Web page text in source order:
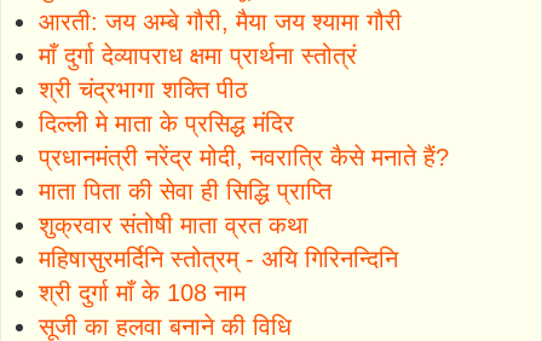
आरती: जय अम्बे गौरी, मैया जय श्यामा गौरी
माँ दुर्गा देव्यापराध क्षमा प्रार्थना स्तोत्रं
श्री चंद्रभागा शक्ति पीठ
दिल्ली मे माता के प्रसिद्ध मंदिर
प्रधानमंत्री नरेंद्र मोदी, नवरात्रि कैसे मनाते हैं?
माता पिता की सेवा ही सिद्धि प्राप्ति
शुक्रवार संतोषी माता व्रत कथा
महिषासुरमर्दिनि स्तोत्रम् - अयि गिरिनन्दिनि
श्री दुर्गा माँ के 108 नाम
सूजी का हलवा बनाने की विधि